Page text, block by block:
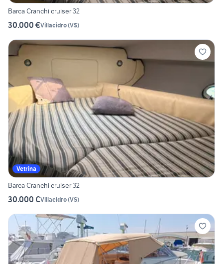
Barca Cranchi cruiser 32
30.000 €Villacidro(VS)
Vetrina
Barca Cranchi cruiser 32
30.000 €Villacidro(VS)